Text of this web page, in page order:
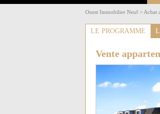
Ouest Immobilier Neuf > Achat
LE PROGRAMME
Vente